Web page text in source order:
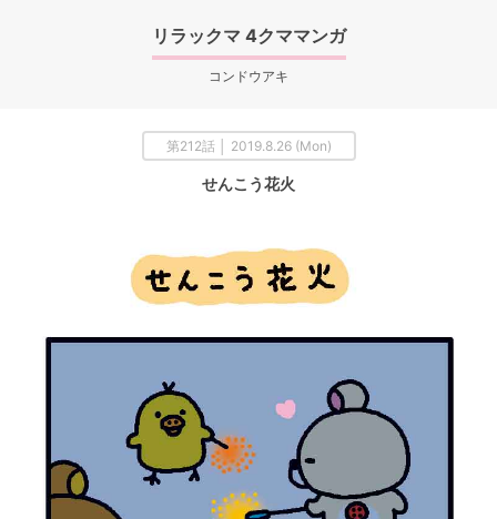
リラックマ 4クママンガ
コンドウアキ
第212話 │ 2019.8.26 (Mon)
せんこう花火